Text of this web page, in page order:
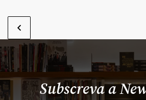
Subscreva a